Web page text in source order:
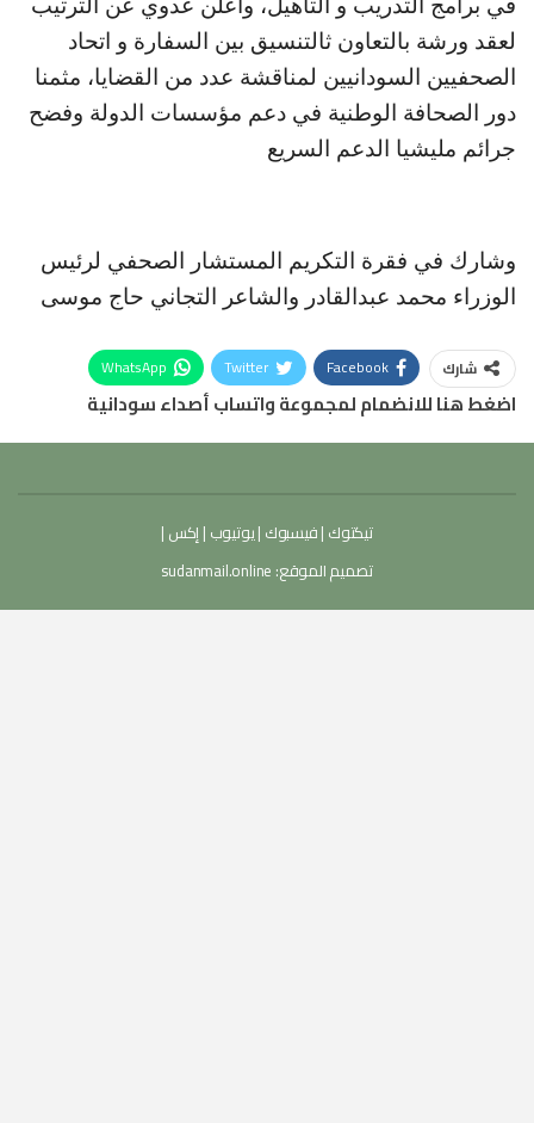
لعقد ورشة بالتعاون ثالتنسيق بين السفارة و اتحاد
الصحفيين السودانيين لمناقشة عدد من القضايا، مثمنا
دور الصحافة الوطنية في دعم مؤسسات الدولة وفضح
جرائم مليشيا الدعم السريع
وشارك في فقرة التكريم المستشار الصحفي لرئيس
الوزراء محمد عبدالقادر والشاعر التجاني حاج موسى
شارك Facebook
Twitter
WhatsApp
اضغط هنا للانضمام لمجموعة واتساب أصداء سودانية
تيكتوك |فيسبوك |يوتيوب | إكس |
تصميم الموقع: sudanmail.online